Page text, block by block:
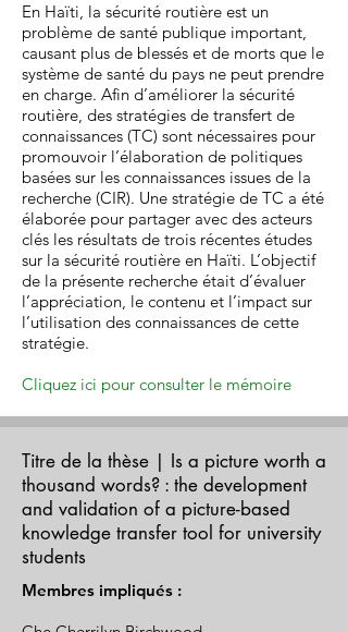
En Haïti, la sécurité routière est un
problème de santé publique important,
causant plus de blessés et de morts que le
système de santé du pays ne peut prendre
en charge. Afin d’améliorer la sécurité
routière, des stratégies de transfert de
connaissances (TC) sont nécessaires pour
promouvoir l’élaboration de politiques
basées sur les connaissances issues de la
recherche (CIR). Une stratégie de TC a été
élaborée pour partager avec des acteurs
clés les résultats de trois récentes études
sur la sécurité routière en Haïti. L’objectif
de la présente recherche était d’évaluer
l’appréciation, le contenu et l’impact sur
l’utilisation des connaissances de cette
stratégie.
Cliquez ici pour consulter le mémoire
Titre de la thèse | Is a picture worth a
thousand words? : the development
and validation of a picture-based
knowledge transfer tool for university
students
Membres impliqués :